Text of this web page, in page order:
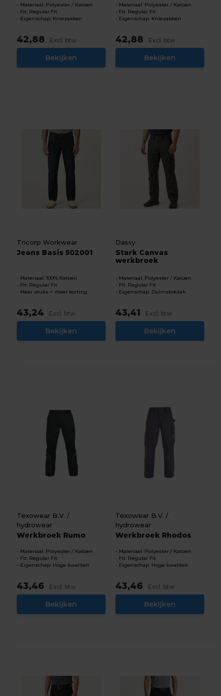
Materiaal: Polyester / Katoen
Fit: Regular Fit
Eigenschap: Kniezakken
42,88 Excl. btw
Bekijken
Materiaal: Polyester / Katoen
Fit: Regular Fit
Eigenschap: Kniezakken
42,88 Excl. btw
Bekijken
Tricorp Workwear
Jeans Basis 502001
Materiaal: 100% Katoen
Fit: Regular Fit
Meer stuks = meer korting
43,24 Excl. btw
Bekijken
Dassy
Stark Canvas
werkbroek
Materiaal: Polyester / Katoen
Fit: Regular Fit
Eigenschap: Duimstokzak
43,41 Excl. btw
Bekijken
Texowear B.V. /
hydrowear
Werkbroek Rumo
Materiaal: Polyester / Katoen
Fit: Regular Fit
Eigenschap: Hoge kwaliteit
43,46 Excl. btw
Bekijken
Texowear B.V. /
hydrowear
Werkbroek Rhodos
Materiaal: Polyester / Katoen
Fit: Regular Fit
Eigenschap: Hoge kwaliteit
43,46 Excl. btw
Bekijken